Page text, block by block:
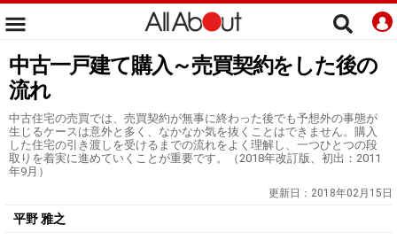
中古一戸建て購入～売買契約をした後の
流れ
中古住宅の売買では、売買契約が無事に終わった後でも予想外の事態が
生じるケースは意外と多く、なかなか気を抜くことはできません。購入
した住宅の引き渡しを受けるまでの流れをよく理解し、一つひとつの段
取りを着実に進めていくことが重要です。（2018年改訂版、初出：2011
年9月）
更新日： 2018年02月15日
平野 雅之